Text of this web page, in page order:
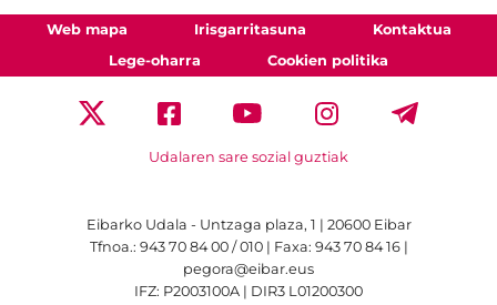
Web mapa Irisgarritasuna
Kontaktua
Lege-oharra
Cookien politika
Udalaren sare sozial guztiak
Eibarko Udala - Untzaga plaza, 1 | 20600 Eibar
Tfnoa.: 943 70 84 00 / 010 | Faxa: 943 70 84 16 |
pegora@eibar.eus
IFZ: P2003100A | DIR3 L01200300